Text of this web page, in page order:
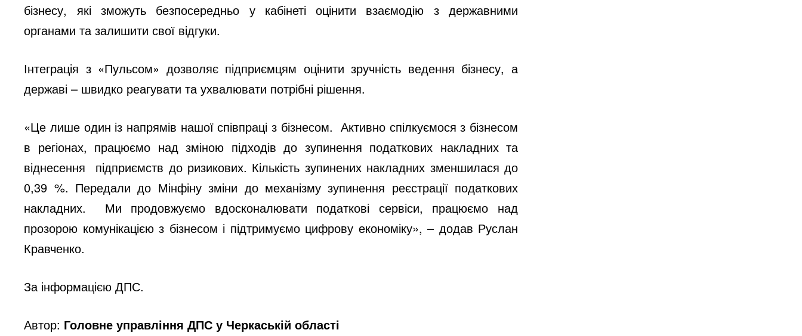
бізнесу, які зможуть безпосередньо у кабінеті оцінити взаємодію з державними
органами та залишити свої відгуки.
Інтеграція з «Пульсом» дозволяє підприємцям оцінити зручність ведення бізнесу, а
державі – швидко реагувати та ухвалювати потрібні рішення.
«Це лише один із напрямів нашої співпраці з бізнесом. Активно спілкуємося з бізнесом
в регіонах, працюємо над зміною підходів до зупинення податкових накладних та
віднесення підприємств до ризикових. Кількість зупинених накладних зменшилася до
0,39 %. Передали до Мінфіну зміни до механізму зупинення реєстрації податкових
накладних. Ми продовжуємо вдосконалювати податкові сервіси, працюємо над
прозорою комунікацією з бізнесом і підтримуємо цифрову економіку», – додав Руслан
Кравченко.
За інформацією ДПС.
Автор: Головне управління ДПС у Черкаській області